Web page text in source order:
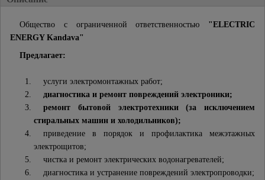
Общество с ограниченной ответственностью "ELECTRIC
ENERGY Kandava"
Предлагает:
услуги электромонтажных работ;
диагностика и ремонт повреждений электроники;
ремонт бытовой электротехники (за исключением
стиральных машин и холодильников);
приведение в порядок и профилактика межэтажных
электрощитов;
чистка и ремонт электрических водонагревателей;
диагностика и устранение повреждений электропроводки;